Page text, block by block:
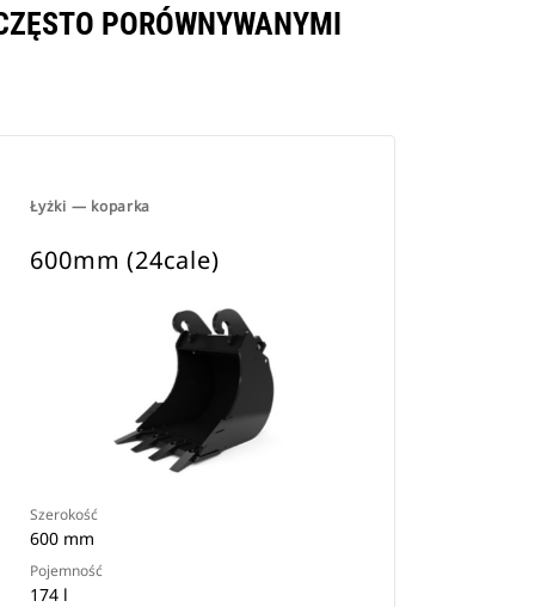
PORÓWNYWANYMI
Łyżki — koparka
600mm (24cale)
Szerokość
600 mm
Pojemność
174 l